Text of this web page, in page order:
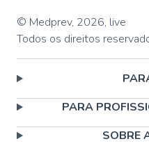
© Medprev, 2026, live
Todos os direitos
PARA
SOBRE